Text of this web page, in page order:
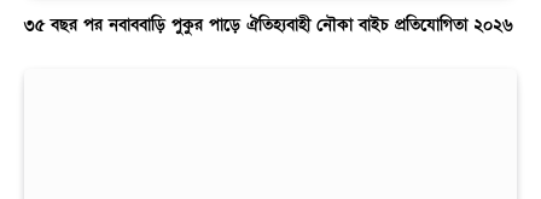
৩৫ বছর পর নবাববাড়ি পুকুর পাড়ে ঐতিহ্যবাহী নৌকা বাইচ প্রতিযোগিতা ২০২৬